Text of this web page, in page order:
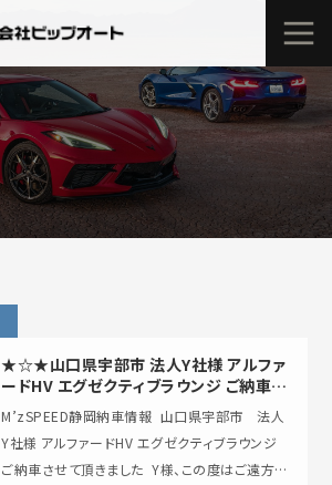
★☆★山口県宇部市 法人Y社様 アルファ
ードHV エグゼクティブラウンジ ご納車さ
せて頂きました★☆★
M’zSPEED静岡納車情報 ⁡ 山口県宇部市 法人
Y社様 アルファードHV エグゼクティブラウンジ
ご納車させて頂きました ⁡ Y様、この度はご遠方よ